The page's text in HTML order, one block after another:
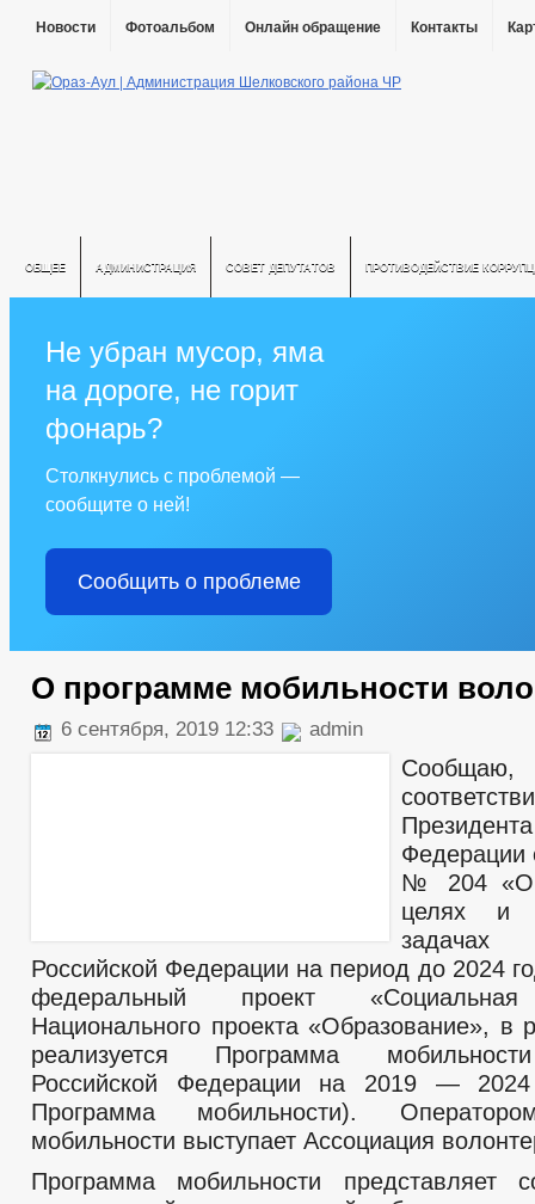
Новости Фотоальбом Онлайн обращение Контакты
ОБЩЕЕ АДМИНИСТРАЦИЯ СОВЕТ ДЕПУТАТОВ ПРОТИВОДЕЙСТВИЕ
Не убран мусор, яма
на дороге, не горит
фонарь?
Столкнулись с проблемой —
сообщите о ней!
Сообщить о проблеме
О программе мобильности
6 сентября, 2019 12:33 admin
Федерации
№ 204 «О
целях и
Российской Федерации на период до 2024
федеральный проект «Социальная
Национального проекта «Образование», в
реализуется Программа
Российской Федерации на 2019 —
Программа мобильности).
мобильности выступает Ассоциация
Программа мобильности представляет